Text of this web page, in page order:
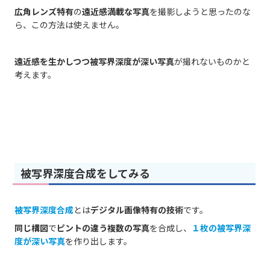
広角レンズ特有の遠近感満載な写真を撮影しようと思ったのな
ら、この方法は使えません。
遠近感を生かしつつ被写界深度が深い写真が撮れないものかと
考えます。
被写界深度合成をしてみる
被写界深度合成とはデジタル画像特有の技術です。
同じ構図でピントの違う複数の写真を合成し、 １枚の被写界深
度が深い写真を作り出します。